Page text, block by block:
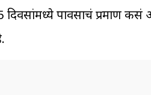
दिवसांमध्ये पावसाचं प्रमाण